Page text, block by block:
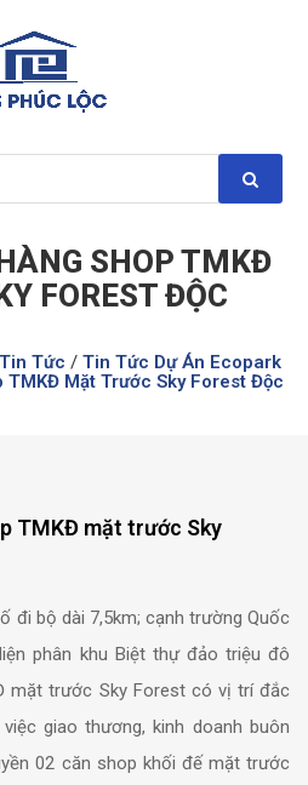
SHOP TMKĐ
FOREST ĐỘC
Tin Tức / Tin Tức Dự Án Ecopark
TMKĐ Mặt Trước Sky Forest Độc
TMKĐ mặt trước Sky
đi bộ dài 7,5km; cạnh trường Quốc
phân khu Biệt thự đảo triệu đô
mặt trước Sky Forest có vị trí đắc
giao thương, kinh doanh buôn
02 căn shop khối đế mặt trước